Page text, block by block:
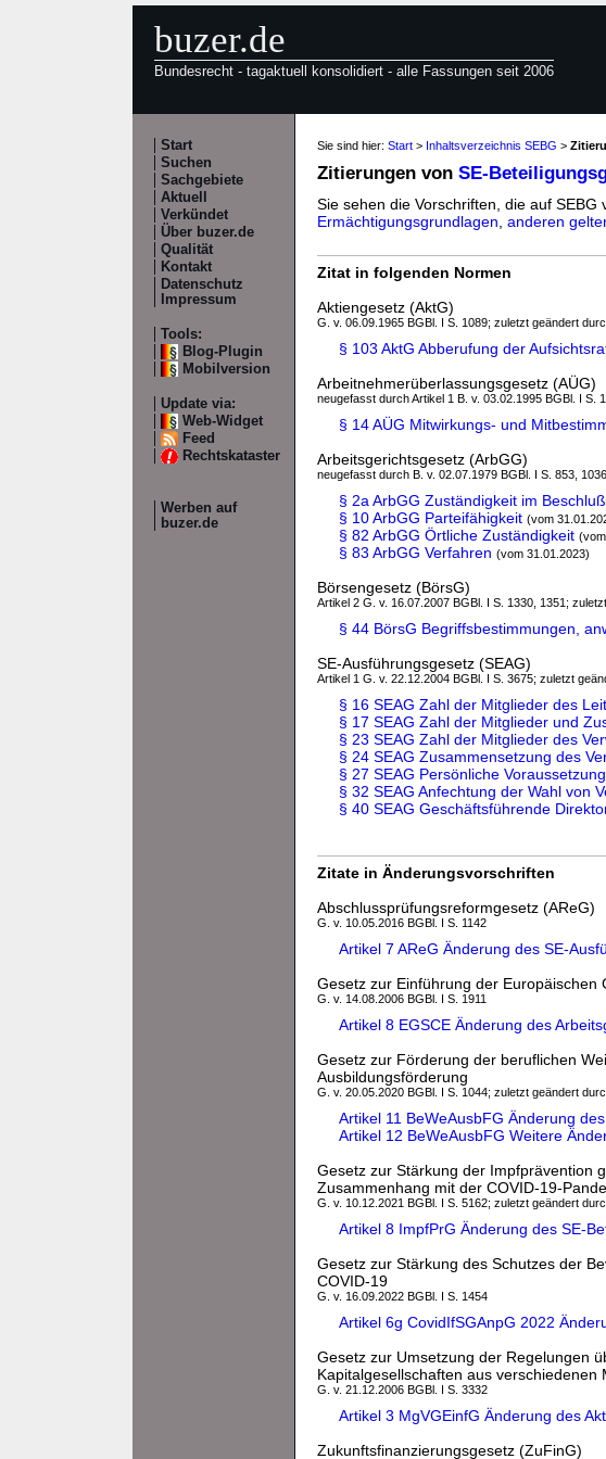
buzer.de
Bundesrecht - tagaktuell konsolidiert - alle Fassungen seit 2006
Start
Suchen
Sachgebiete
Aktuell
Verkündet
Über buzer.de
Qualität
Kontakt
Datenschutz
Impressum
Tools:
Blog-Plugin
Mobilversion
Update via:
Web-Widget
Feed
Rechtskataster
Werben auf
buzer.de
Sie sind hier: Start > Inhaltsverzeichnis SEBG >
Zitierungen von SE-
Sie sehen die Vorschriften, die auf
Ermächtigungsgrundlagen anderen
Zitat in folgenden Normen
Aktiengesetz (AktG)
G. v. 06.09.1965 BGBl. I S. 1089; zuletzt geändert
§ 103 AktG Abberufung der
Arbeitnehmerüberlassungsgesetz (AÜG)
neugefasst durch Artikel 1 B. v. 03.02.1995 BGBl. I S.
§ 14 AÜG Mitwirkungs- und
Arbeitsgerichtsgesetz (ArbGG)
neugefasst durch B. v. 02.07.1979 BGBl. I S. 853,
§ 2a ArbGG Zuständigkeit im
§ 10 ArbGG Parteifähigkeit (vom
§ 82 ArbGG Örtliche Zuständigkeit
§ 83 ArbGG Verfahren (vom 31.01.2023)
Börsengesetz (BörsG)
Artikel 2 G. v. 16.07.2007 BGBl. I S. 1330, 1351;
§ 44 BörsG Begriffsbestimmungen,
SE-Ausführungsgesetz (SEAG)
Artikel 1 G. v. 22.12.2004 BGBl. I S. 3675; zuletzt
§ 16 SEAG Zahl der Mitglieder des
§ 17 SEAG Zahl der Mitglieder und
§ 23 SEAG Zahl der Mitglieder des
§ 24 SEAG Zusammensetzung des
§ 27 SEAG Persönliche
§ 32 SEAG Anfechtung der Wahl von
§ 40 SEAG Geschäftsführende
Zitate in Änderungsvorschriften
Abschlussprüfungsreformgesetz (AReG)
G. v. 10.05.2016 BGBl. I S. 1142
Artikel 7 AReG Änderung des SE-
Gesetz zur Einführung der
G. v. 14.08.2006 BGBl. I S. 1911
Artikel 8 EGSCE Änderung des
Gesetz zur Förderung der beruflichen
Ausbildungsförderung
G. v. 20.05.2020 BGBl. I S. 1044; zuletzt geändert
Artikel 11 BeWeAusbFG Änderung
Artikel 12 BeWeAusbFG Weitere
Gesetz zur Stärkung der Impfprävention
Zusammenhang mit der COVID-19-
G. v. 10.12.2021 BGBl. I S. 5162; zuletzt geändert
Artikel 8 ImpfPrG Änderung des SE-
Gesetz zur Stärkung des Schutzes der
COVID-19
G. v. 16.09.2022 BGBl. I S. 1454
Artikel 6g CovidIfSGAnpG 2022
Gesetz zur Umsetzung der Regelungen
Kapitalgesellschaften aus verschiedenen
G. v. 21.12.2006 BGBl. I S. 3332
Artikel 3 MgVGEinfG Änderung des
Zukunftsfinanzierungsgesetz (ZuFinG)